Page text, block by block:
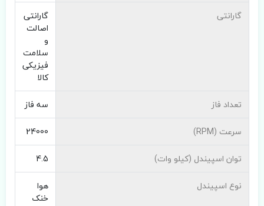
گارانتی
گارانتی
اصالت
و
سلامت
فیزیکی
کالا
تعداد فاز
سه فاز
سرعت (RPM)
24000
توان اسپیندل (کیلو وات)
4.5
نوع اسپیندل
هوا
خنک